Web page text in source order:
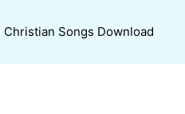
Christian Songs Download